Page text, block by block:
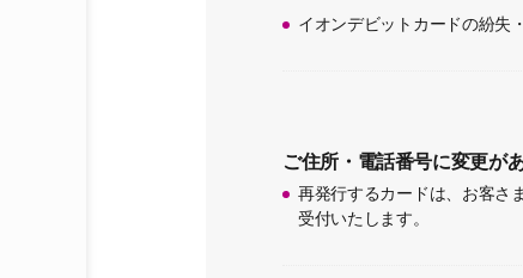
イオンデビットカードの紛失
ご住所・電話番号に変更が
再発行するカードは、お客さ
受付いたします。